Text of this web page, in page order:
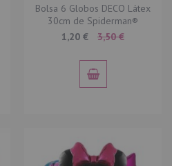
Bolsa 6 Globos DECO Látex
30cm de Spiderman®
Special
1,20 € 3,50 €